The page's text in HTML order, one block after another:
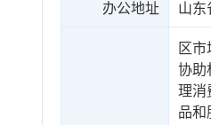
办公地址 山东
区
协助
理消
品和